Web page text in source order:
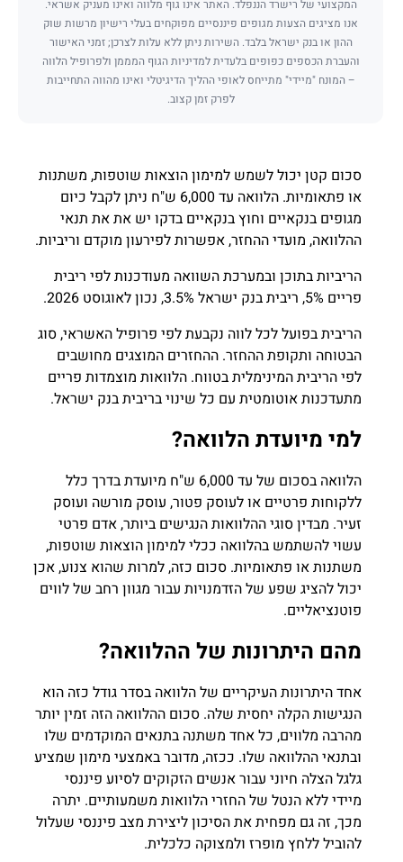
המקצועי של רישרד הננפלד. האתר אינו גוף מלווה ואינו מעניק אשראי.
אנו מציגים הצעות מגופים פיננסיים מפוקחים בעלי רישיון מרשות שוק
ההון או בנק ישראל בלבד. השירות ניתן ללא עלות לצרכן; זמני האישור
והעברת הכספים כפופים בלעדית למדיניות הגוף המממן ולפרופיל הלווה
– המונח "מיידי" מתייחס לאופי ההליך הדיגיטלי ואינו מהווה התחייבות
לפרק זמן קצוב.
סכום קטן יכול לשמש למימון הוצאות שוטפות, משתנות
או פתאומיות. הלוואה עד 6,000 ש"ח ניתן לקבל כיום
מגופים בנקאיים וחוץ בנקאיים בדקו יש את את תנאי
ההלוואה, מועדי ההחזר, אפשרות לפירעון מוקדם וריביות.
הריביות בתוכן ובמערכת השוואה מעודכנות לפי ריבית
פריים 5%, ריבית בנק ישראל 3.5%, נכון לאוגוסט 2026.
הריבית בפועל לכל לווה נקבעת לפי פרופיל האשראי, סוג
הבטוחה ותקופת ההחזר. ההחזרים המוצגים מחושבים
לפי הריבית המינימלית בטווח. הלוואות מוצמדות פריים
מתעדכנות אוטומטית עם כל שינוי בריבית בנק ישראל.
למי מיועדת הלוואה?
הלוואה בסכום של עד 6,000 ש"ח מיועדת בדרך כלל
ללקוחות פרטיים או לעוסק פטור, עוסק מורשה ועוסק
זעיר. מבדין סוגי ההלוואות הנגישים ביותר, אדם פרטי
עשוי להשתמש בהלוואה ככלי למימון הוצאות שוטפות,
משתנות או פתאומיות. סכום כזה, למרות שהוא צנוע, אכן
יכול להציג שפע של הזדמנויות עבור מגוון רחב של לווים
פוטנציאליים.
מהם היתרונות של ההלוואה?
אחד היתרונות העיקריים של הלוואה בסדר גודל כזה הוא
הנגישות הקלה יחסית שלה. סכום ההלוואה הזה זמין יותר
מהרבה מלווים, כל אחד משתנה בתנאים המוקדמים שלו
ובתנאי ההלוואה שלו. ככזה, מדובר באמצעי מימון שמציע
גלגל הצלה חיוני עבור אנשים הזקוקים לסיוע פיננסי
מיידי ללא הנטל של החזרי הלוואות משמעותיים. יתרה
מכך, זה גם מפחית את הסיכון ליצירת מצב פיננסי שעלול
להוביל ללחץ מופרז ולמצוקה כלכלית.